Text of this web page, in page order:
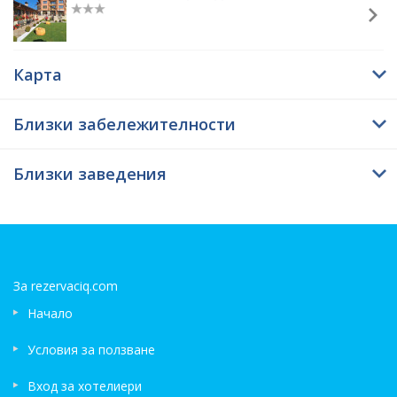
и днес. Заради голямата тежест момата паднала до него и намерила
смъртта си. Днес на мястото, което паднала тя, няма трева. Момичето
било безстрашно и дало живота си за своята вяра.
Карта
Близки забележителности
Близки заведения
За rezervaciq.com
Начало
Условия за ползване
Вход за хотелиери